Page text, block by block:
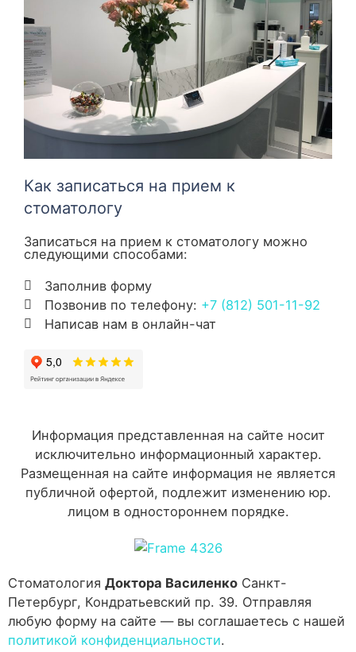
Как записаться на прием к
стоматологу
Записаться на прием к стоматологу можно
следующими способами:
Заполнив форму
Позвонив по телефону: +7 (812) 501-11-92
Написав нам в онлайн-чат
Информация представленная на сайте носит
исключительно информационный характер.
Размещенная на сайте информация не является
публичной офертой, подлежит изменению юр.
лицом в одностороннем порядке.
Стоматология Доктора Василенко Санкт-
Петербург, Кондратьевский пр. 39. Отправляя
любую форму на сайте — вы соглашаетесь с нашей
политикой конфиденциальности.